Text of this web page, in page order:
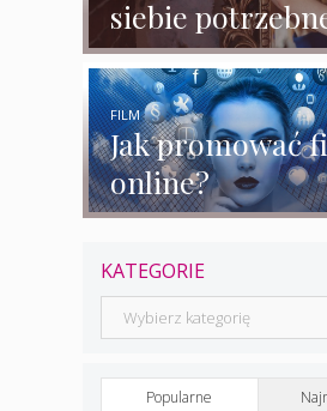
siebie
biznesie?
Jak promować
online?
FILM
KATEGORIE
Kategorie
Popularne